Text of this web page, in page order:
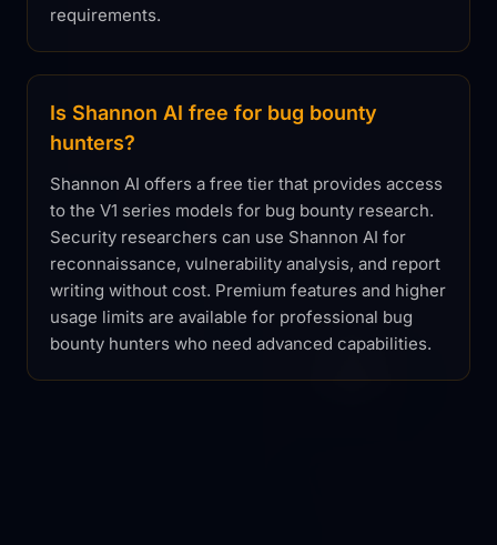
requirements.
Is Shannon AI free for bug bounty
hunters?
Shannon AI offers a free tier that provides access
to the V1 series models for bug bounty research.
Security researchers can use Shannon AI for
reconnaissance, vulnerability analysis, and report
writing without cost. Premium features and higher
usage limits are available for professional bug
bounty hunters who need advanced capabilities.